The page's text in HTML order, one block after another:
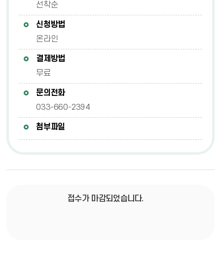
선착순
신청방법
온라인
결제방법
무료
문의전화
033-660-2394
첨부파일
접수가 마감되었습니다.